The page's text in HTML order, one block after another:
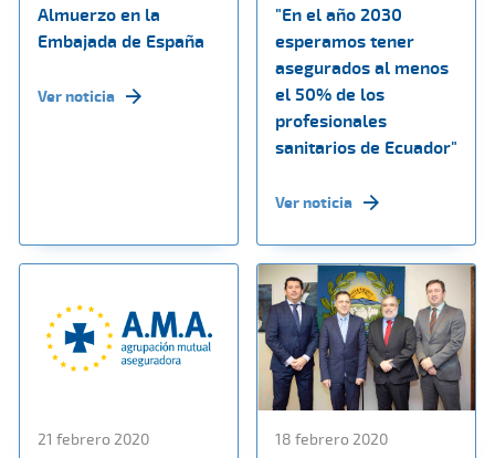
Almuerzo en la
Embajada de España
Ver noticia
"En el año 2030
esperamos tener
asegurados al menos
el 50% de los
profesionales
sanitarios de Ecuador"
Ver noticia
21 febrero 2020 18 febrero 2020